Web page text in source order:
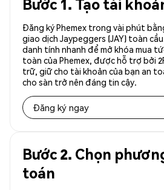
Bước 1. Tạo tài
Đăng ký Phemex trong vài phút
giao dịch Jaypeggers (JAY) toàn
danh tính nhanh để mở khóa mua
toàn của Phemex, được hỗ trợ bởi
trữ, giữ cho tài khoản của bạn an
cho sàn trở nên đáng tin cậy.
Đăng ký ngay
Bước 2. Chọn
toán